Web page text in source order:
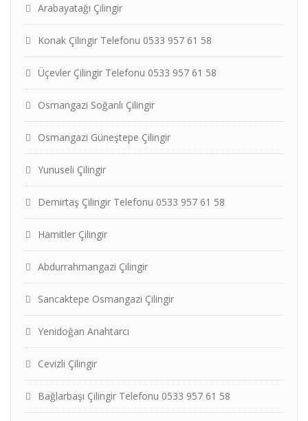
Arabayatağı Çilingir
Konak Çilingir Telefonu 0533 957 61 58
Üçevler Çilingir Telefonu 0533 957 61 58
Osmangazi Soğanlı Çilingir
Osmangazi Güneştepe Çilingir
Yunuseli Çilingir
Demirtaş Çilingir Telefonu 0533 957 61 58
Hamitler Çilingir
Abdurrahmangazi Çilingir
Sancaktepe Osmangazi Çilingir
Yenidoğan Anahtarcı
Cevizli Çilingir
Bağlarbaşı Çilingir Telefonu 0533 957 61 58